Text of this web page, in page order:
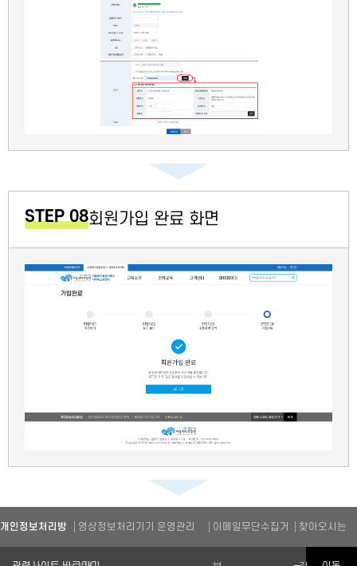
STEP 08회원가입 완료 화면
개인정보처리방 영상정보처리기기 운영관리 이메일무단수집거 찾아오시는